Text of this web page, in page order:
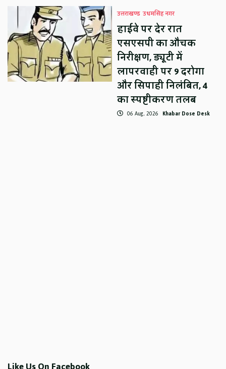
उत्तराखण्ड उधमसिंह नगर
हाईवे पर देर रात
एसएसपी का औचक
निरीक्षण, ड्यूटी में
लापरवाही पर 9 दरोगा
और सिपाही निलंबित, 4
का स्पष्टीकरण तलब
06 Aug, 2026 Khabar Dose Desk